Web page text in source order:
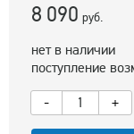
8 090 руб.
нет в наличии
поступление
-
+